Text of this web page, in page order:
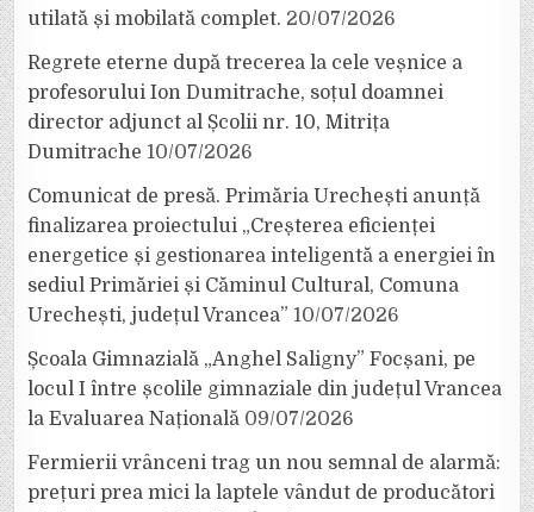
utilată și mobilată complet. 20/07/2026
Regrete eterne după trecerea la cele veșnice a
profesorului Ion Dumitrache, soțul doamnei
director adjunct al Școlii nr. 10, Mitrița
Dumitrache 10/07/2026
Comunicat de presă. Primăria Urechești anunță
finalizarea proiectului „Creșterea eficienței
energetice și gestionarea inteligentă a energiei în
sediul Primăriei și Căminul Cultural, Comuna
Urechești, județul Vrancea” 10/07/2026
Școala Gimnazială „Anghel Saligny” Focșani, pe
locul I între școlile gimnaziale din județul Vrancea
la Evaluarea Națională 09/07/2026
Fermierii vrânceni trag un nou semnal de alarmă:
prețuri prea mici la laptele vândut de producători